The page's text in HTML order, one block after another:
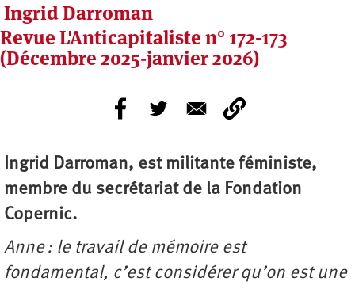
Ingrid Darroman
Revue L'Anticapitaliste n° 172-173
(Décembre 2025-janvier 2026)
Ingrid Darroman, est militante féministe,
membre du secrétariat de la Fondation
Copernic.
Anne : le travail de mémoire est
fondamental, c’est considérer qu’on est une